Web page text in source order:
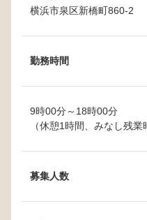
横浜市泉区新橋町860-2
勤務時間
9時00分～18時00分
（休憩1時間、みなし残業
募集人数